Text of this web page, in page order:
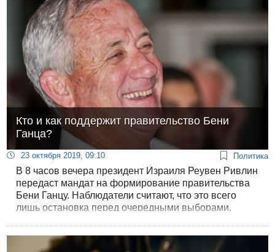
Кто и как поддержит правительство Бени
Ганца?
23 октября 2019, 09:10 Политика
В 8 часов вечера президент Израиля Реувен Ривлин
передаст мандат на формирование правительства
Бени Ганцу. Наблюдатели считают, что это всего
лишь остановка перед очередными выборами.